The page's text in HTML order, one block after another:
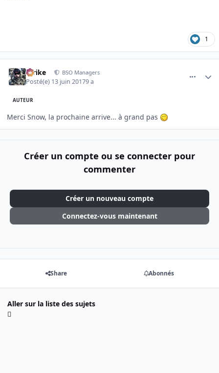
1
Strike BSO Managers
Posté(e) 13 juin 20179 a
AUTEUR
Merci Snow, la prochaine arrive... à grand pas
Créer un compte ou se connecter pour
commenter
Créer un nouveau compte
Connectez-vous maintenant
Share Abonnés
Aller sur la liste des sujets